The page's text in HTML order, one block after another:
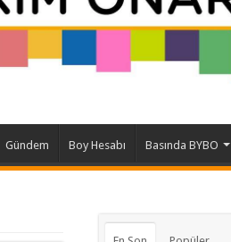
Gündem Boy Hesabı Basında BYBO